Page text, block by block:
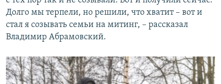
Долго мы терпели, но решили, что хватит – вот и
стал я созывать семьи на митинг, – рассказал
Владимир Абрамовский.